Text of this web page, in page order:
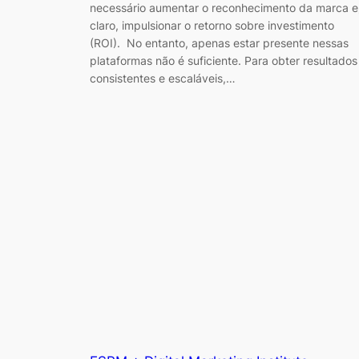
necessário aumentar o reconhecimento da marca
claro, impulsionar o retorno sobre investimento
(ROI). No entanto, apenas estar presente nessas
plataformas não é suficiente. Para obter resultados
consistentes e escaláveis,…